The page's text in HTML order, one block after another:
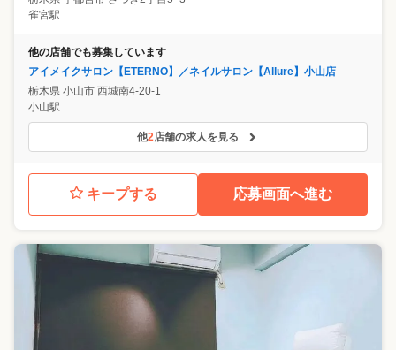
雀宮駅
他の店舗でも募集しています
アイメイクサロン【ETERNO】／ネイルサロン【Allure】小山店
栃木県 小山市 西城南4-20-1
小山駅
他2店舗の求人を見る
キープする 応募画面へ進む